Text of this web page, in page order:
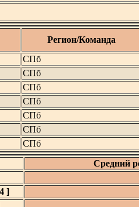
Регион/Команда
СПб
СПб
СПб
СПб
СПб
СПб
СПб
Средний
]